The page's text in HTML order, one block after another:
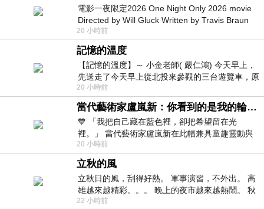
電影一夜限定2026 One Night Only 2026 movie
Directed by Will Gluck Written by Travis Braun
Starring Monica Barbaro
20 小時前
記憶的溫度
【記憶的溫度】～ 小金老師( 嚴仁鴻) 今天早上，
先送走了今天早上從北投來參觀的三台遊覽車，原
以為展場已經差不多要安靜下來，卻發
20 小時前
當代藝術家盧嵐新：你看到的是我的輪廓，還是你的故事？——藏在藍色裡的希望與光
💙 「我把自己藏在藍色裡，卻把希望留在光
裡。」 當代藝術家盧嵐新在此幅兼具童趣靈動與
抽象韻味的新作中，用湛藍的羽翼般色塊包覆著
20 小時前
立秋的風
立秋日的風，刮得好熱。 軍事演習，不外出。 高
雄越來越精彩。。。 晚上的夜市越來越熱鬧。 秋
天的風刮得很熱 夜遊消暑熱。。。
22 小時前